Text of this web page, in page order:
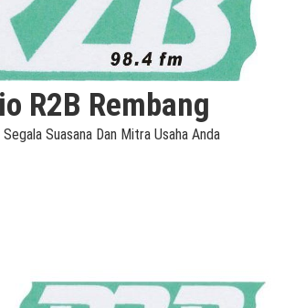
R2B Rembang
Suasana Dan Mitra Usaha Anda